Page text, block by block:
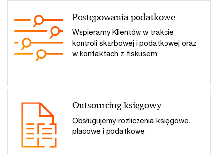
Postępowania podatkowe
Wspieramy Klientów w trakcie
kontroli skarbowej i podatkowej oraz
w kontaktach z fiskusem
Outsourcing księgowy
Obsługujemy rozliczenia księgowe,
płacowe i podatkowe